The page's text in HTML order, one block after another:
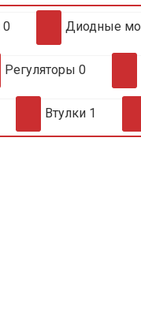
0 Диодные
Регуляторы 0
Втулки 1